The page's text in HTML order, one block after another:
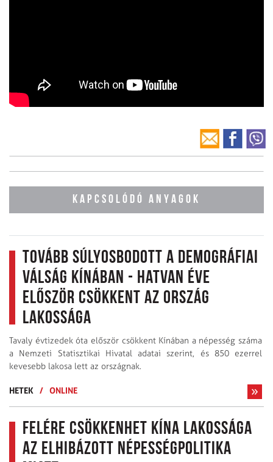
KAPCSOLÓDÓ ANYAGOK
Tovább súlyosbodott a demográfiai
válság Kínában - hatvan éve
először csökkent az ország
lakossága
Tavaly évtizedek óta először csökkent Kínában a népesség száma
a Nemzeti Statisztikai Hivatal adatai szerint, és 850 ezerrel
kevesebb lakosa lett az országnak.
HETEK / ONLINE
Felére csökkenhet Kína lakossága
az elhibázott népességpolitika